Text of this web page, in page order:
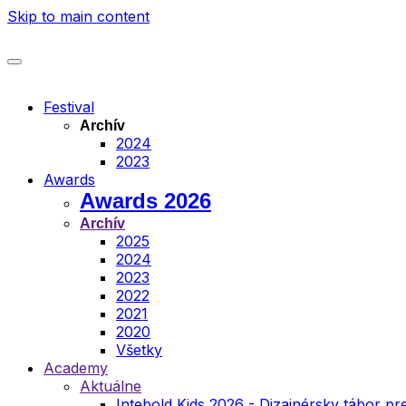
Skip to main content
Festival
Archív
2024
2023
Awards
Awards 2026
Archív
2025
2024
2023
2022
2021
2020
Všetky
Academy
Aktuálne